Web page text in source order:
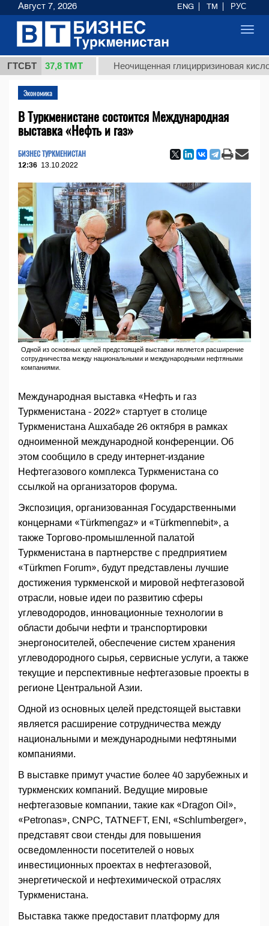
ГТСБТ
37,8 ТМТ Неочищенная глицирризиновая кислота
Экономика
В Туркменистане состоится Международная
выставка «Нефть и газ»
БИЗНЕС ТУРКМЕНИСТАН
12:36 13.10.2022
Одной из основных целей предстоящей выставки является расширение
сотрудничества между национальными и международными нефтяными
компаниями.
Международная выставка «Нефть и газ
Туркменистана - 2022» стартует в столице
Туркменистана Ашхабаде 26 октября в рамках
одноименной международной конференции. Об
этом сообщило в среду интернет-издание
Нефтегазового комплекса Туркменистана со
ссылкой на организаторов форума.
Экспозиция, организованная Государственными
концернами «Türkmengaz» и «Türkmennebit», а
также Торгово-промышленной палатой
Туркменистана в партнерстве с предприятием
«Türkmen Forum», будут представлены лучшие
достижения туркменской и мировой нефтегазовой
отрасли, новые идеи по развитию сферы
углеводородов, инновационные технологии в
области добычи нефти и транспортировки
энергоносителей, обеспечение систем хранения
углеводородного сырья, сервисные услуги, а также
текущие и перспективные нефтегазовые проекты в
регионе Центральной Азии.
Одной из основных целей предстоящей выставки
является расширение сотрудничества между
национальными и международными нефтяными
компаниями.
В выставке примут участие более 40 зарубежных и
туркменских компаний. Ведущие мировые
нефтегазовые компании, такие как «Dragon Oil»,
«Petronas», CNPC, TATNEFT, ENI, «Schlumberger»,
представят свои стенды для повышения
осведомленности посетителей о новых
инвестиционных проектах в нефтегазовой,
энергетической и нефтехимической отраслях
Туркменистана.
Выставка также предоставит платформу для
Август 7, 2026 ENG TM РУС